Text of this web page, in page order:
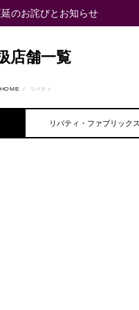
のお詫びとお知らせ
店舗一覧
HTTPS://WWW.LIBERTY-
HOME リバティ
リバティ・ファブリック